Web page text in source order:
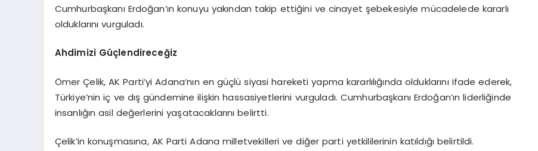
Cumhurbaşkanı Erdoğan’ın konuyu yakından takip ettiğini ve cinayet şebekesiyle mücadelede kararlı
olduklarını vurguladı.
Ahdimizi Güçlendireceğiz
Ömer Çelik, AK Parti’yi Adana’nın en güçlü siyasi hareketi yapma kararlılığında olduklarını ifade ederek,
Türkiye’nin iç ve dış gündemine ilişkin hassasiyetlerini vurguladı. Cumhurbaşkanı Erdoğan’ın liderliğinde
insanlığın asil değerlerini yaşatacaklarını belirtti.
Çelik’in konuşmasına, AK Parti Adana milletvekilleri ve diğer parti yetkililerinin katıldığı belirtildi.